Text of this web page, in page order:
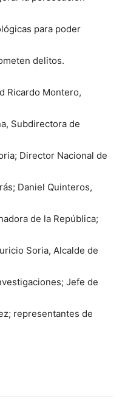
para poder
delitos.
Ricardo Montero,
Subdirectora de
Director Nacional de
Daniel Quinteros,
de la República;
Soria, Alcalde de
Jefe de
representantes de